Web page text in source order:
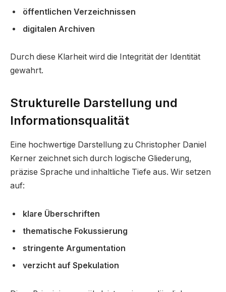
öffentlichen Verzeichnissen
digitalen Archiven
Durch diese Klarheit wird die Integrität der Identität
gewahrt.
Strukturelle Darstellung und
Informationsqualität
Eine hochwertige Darstellung zu Christopher Daniel
Kerner zeichnet sich durch logische Gliederung,
präzise Sprache und inhaltliche Tiefe aus. Wir setzen
auf:
klare Überschriften
thematische Fokussierung
stringente Argumentation
verzicht auf Spekulation